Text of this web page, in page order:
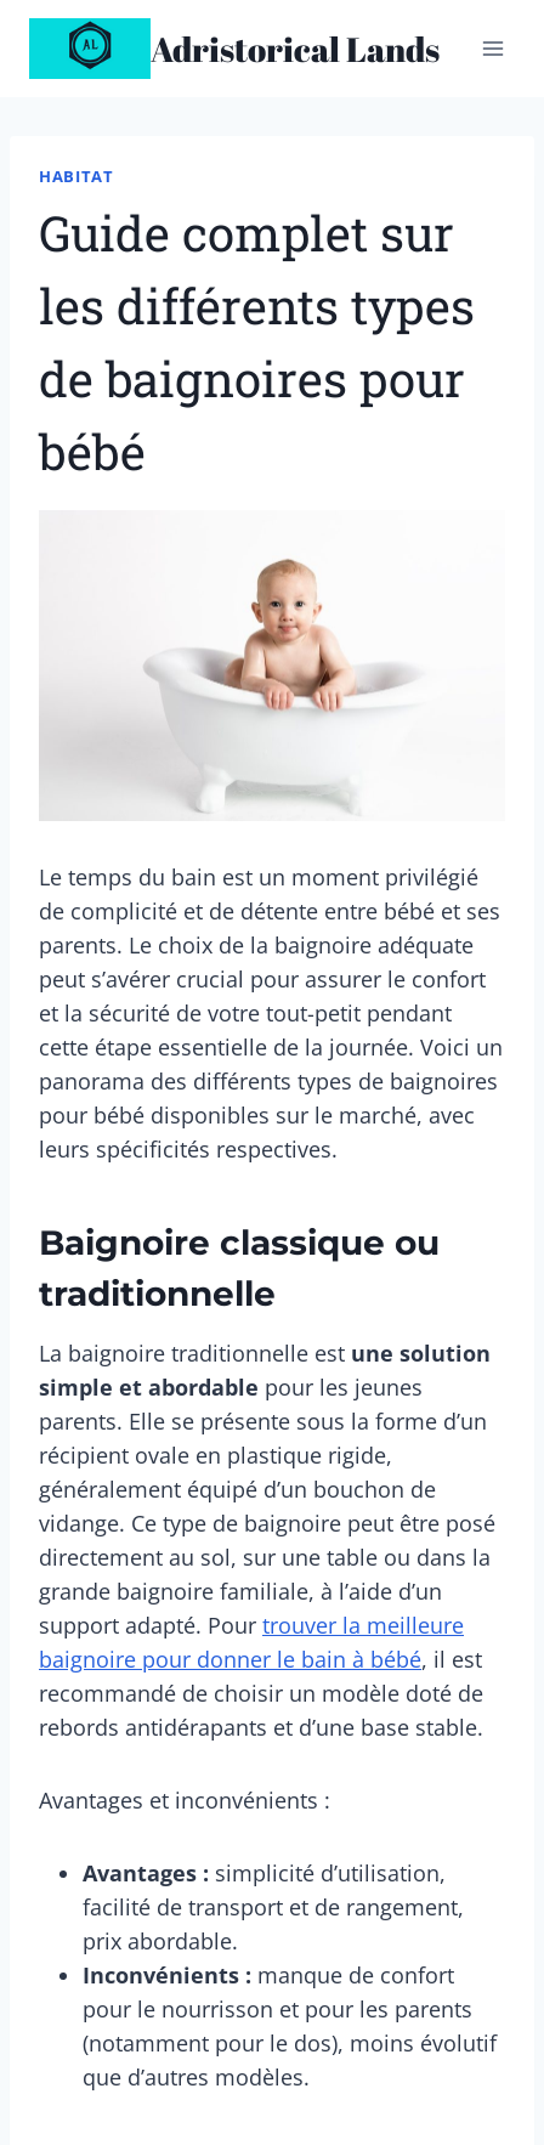
Aller
contenu
Adristorical Lands
HABITAT
Guide complet sur
les différents types
de baignoires pour
bébé
Le temps du bain est un moment privilégié
de complicité et de détente entre bébé et ses
parents. Le choix de la baignoire adéquate
peut s’avérer crucial pour assurer le confort
et la sécurité de votre tout-petit pendant
cette étape essentielle de la journée. Voici un
panorama des différents types de baignoires
pour bébé disponibles sur le marché, avec
leurs spécificités respectives.
Baignoire classique ou
traditionnelle
La baignoire traditionnelle est une solution
simple et abordable pour les jeunes
parents. Elle se présente sous la forme d’un
récipient ovale en plastique rigide,
généralement équipé d’un bouchon de
vidange. Ce type de baignoire peut être posé
directement au sol, sur une table ou dans la
grande baignoire familiale, à l’aide d’un
support adapté. Pour trouver la meilleure
baignoire pour donner le bain à bébé, il est
recommandé de choisir un modèle doté de
rebords antidérapants et d’une base stable.
Avantages et inconvénients :
Avantages : simplicité d’utilisation,
facilité de transport et de rangement,
prix abordable.
Inconvénients : manque de confort
pour le nourrisson et pour les parents
(notamment pour le dos), moins évolutif
que d’autres modèles.